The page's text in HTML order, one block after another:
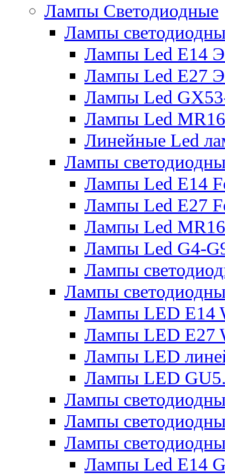
Лампы Светодиодные
Лампы
Лампы Led E14
Лампы Led E27
Лампы Led
Лампы Led
Линейные Led
Лампы
Лампы Led E14
Лампы Led E27
Лампы Led
Лампы Led G4-
Лампы
Лампы
Лампы LED E14
Лампы LED E27
Лампы LED
Лампы LED
Лампы
Лампы
Лампы
Лампы Led Е14